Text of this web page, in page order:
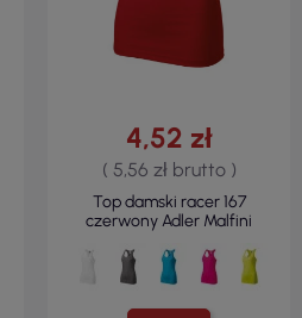
4,52 zł
( 5,56 zł brutto )
Top damski racer 167
czerwony Adler Malfini